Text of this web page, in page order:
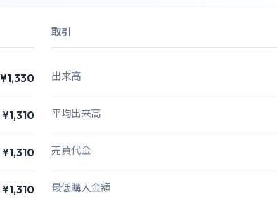
¥1,330
¥1,310
¥1,310
¥1,310
取引
出来高
平均出来高
売買代金
最低購入金額